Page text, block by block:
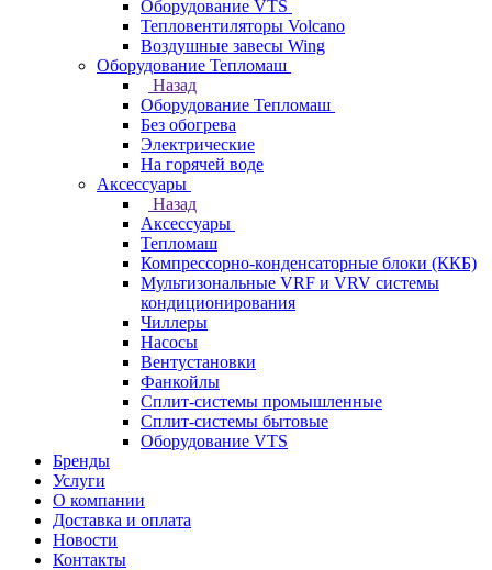
Оборудование VTS
Тепловентиляторы Volcano
Воздушные завесы Wing
Оборудование Тепломаш
Назад
Оборудование Тепломаш
Без обогрева
Электрические
На горячей воде
Аксессуары
Назад
Аксессуары
Тепломаш
Компрессорно-конденсаторные блоки (ККБ)
Мультизональные VRF и VRV системы
кондиционирования
Чиллеры
Насосы
Вентустановки
Фанкойлы
Сплит-системы промышленные
Сплит-системы бытовые
Оборудование VTS
Бренды
Услуги
О компании
Доставка и оплата
Новости
Контакты